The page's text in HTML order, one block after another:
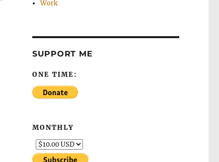
Work
SUPPORT ME
ONE TIME:
MONTHLY